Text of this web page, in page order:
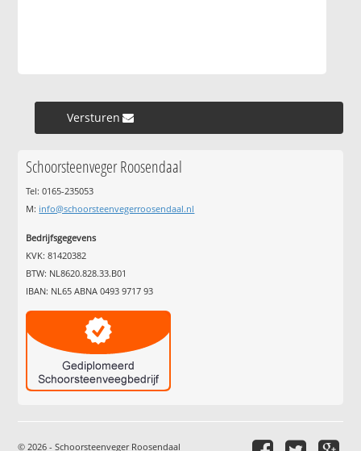
Versturen »
Schoorsteenveger Roosendaal
Tel: 0165-235053
M: info@schoorsteenvegerroosendaal.nl
Bedrijfsgegevens
KVK: 81420382
BTW: NL8620.828.33.B01
IBAN: NL65 ABNA 0493 9717 93
© 2026 - Schoorsteenveger Roosendaal